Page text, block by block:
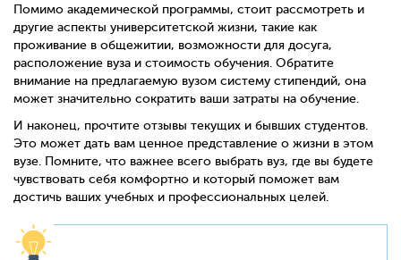
Помимо академической программы, стоит рассмотреть и
другие аспекты университетской жизни, такие как
проживание в общежитии, возможности для досуга,
расположение вуза и стоимость обучения. Обратите
внимание на предлагаемую вузом систему стипендий, она
может значительно сократить ваши затраты на обучение.
И наконец, прочтите отзывы текущих и бывших студентов.
Это может дать вам ценное представление о жизни в этом
вузе. Помните, что важнее всего выбрать вуз, где вы будете
чувствовать себя комфортно и который поможет вам
достичь ваших учебных и профессиональных целей.